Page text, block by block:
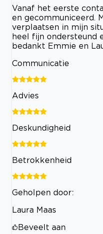
Vanaf het eerste
en gecommuniceerd.
verplaatsen in mijn
heel fijn ondersteund
bedankt Emmie en
Communicatie
Advies
Deskundigheid
Betrokkenheid
Geholpen door:
Laura Maas
Beveelt aan